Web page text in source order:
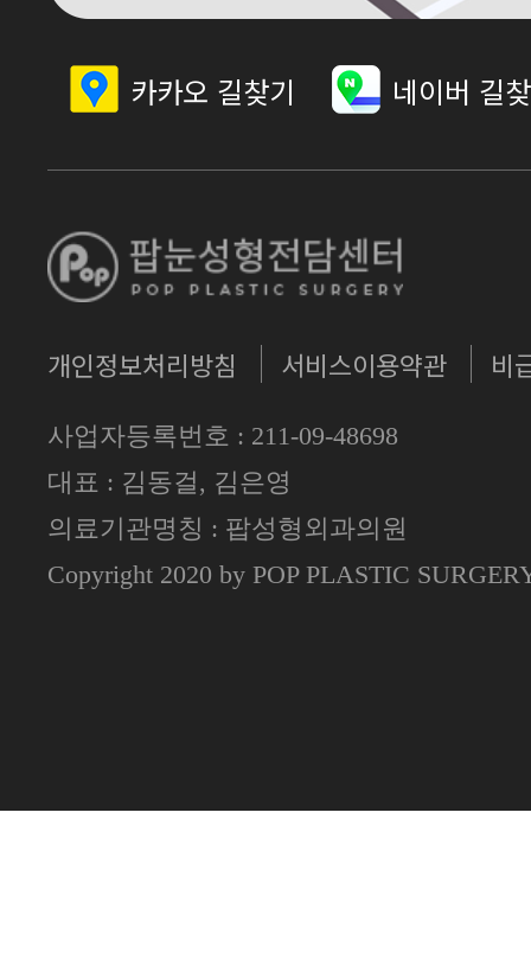
카카오 길찾기 네이버 길
개인정보처리방침 서비스이용약관 비
사업자등록번호 : 211-09-48698
대표 : 김동걸, 김은영
의료기관명칭 : 팝성형외과의원
Copyright 2020 by POP PLASTIC